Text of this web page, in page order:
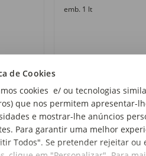
de Cookies
cookies e/ ou tecnologias
que nos permitem apresentar-
e mostrar-lhe anúncios
Para garantir uma melhor
Todos". Se pretender rejeitar ou
emb. 1 lt
1